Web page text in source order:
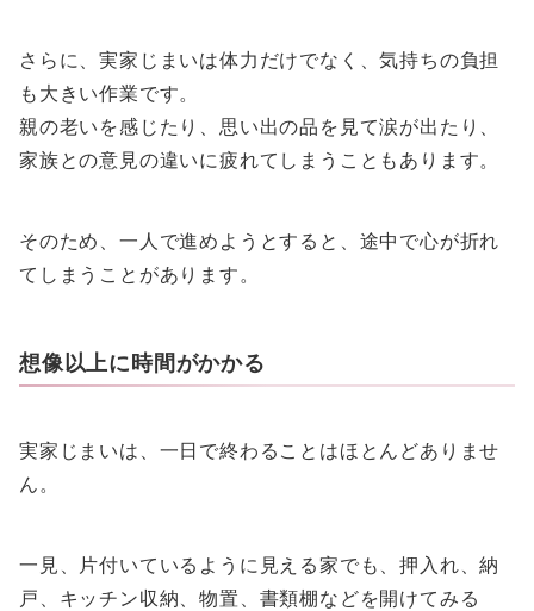
さらに、実家じまいは体力だけでなく、気持ちの負担
も大きい作業です。
親の老いを感じたり、思い出の品を見て涙が出たり、
家族との意見の違いに疲れてしまうこともあります。
そのため、一人で進めようとすると、途中で心が折れ
てしまうことがあります。
想像以上に時間がかかる
実家じまいは、一日で終わることはほとんどありませ
ん。
一見、片付いているように見える家でも、押入れ、納
戸、キッチン収納、物置、書類棚などを開けてみる